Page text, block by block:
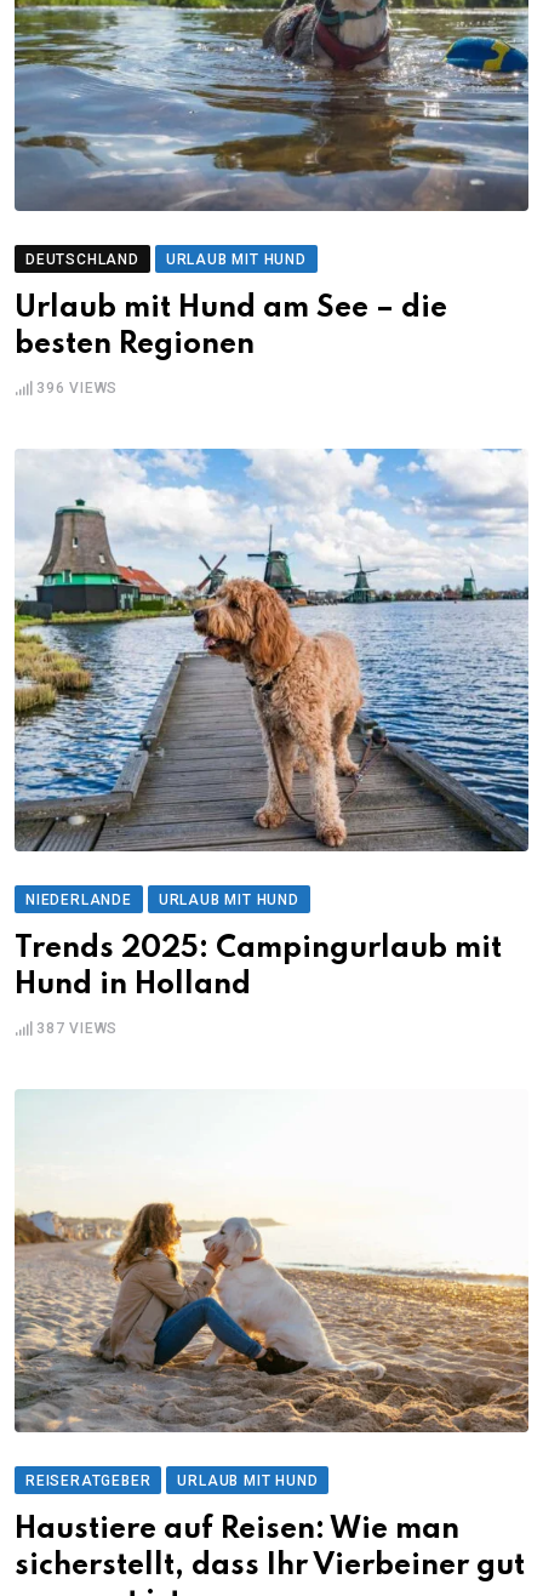
DEUTSCHLAND URLAUB MIT HUND
Urlaub mit Hund am See – die
besten Regionen
396 VIEWS
NIEDERLANDE URLAUB MIT HUND
Trends 2025: Campingurlaub mit
Hund in Holland
387 VIEWS
REISERATGEBER URLAUB MIT HUND
Haustiere auf Reisen: Wie man
sicherstellt, dass Ihr Vierbeiner gut